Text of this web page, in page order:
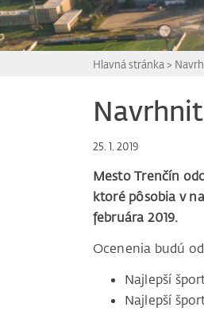
Hlavná stránka >
25. 1. 2019
Mesto Trenčín
ktoré pôsobia v
februára 2019.
Ocenenia budú
Najlepší
Najlepší